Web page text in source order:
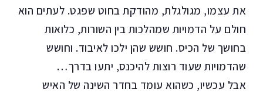
את עצמו, מגולגלת, מהודקת בחוט שפגט. לעתים הוא
חולם על הדמויות שמהלכות בין השורות, כלואות
בחושך של הכיס. חושש שהן ילכו לאיבוד. וחושש
שהדמויות שעוד רוצות להיכנס, יתעו בדרך…
אבל עכשיו, כשהוא עומד בחדר השינה של האיש